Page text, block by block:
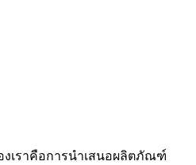
เราคือการนำเสนอผลิตภัณฑ์